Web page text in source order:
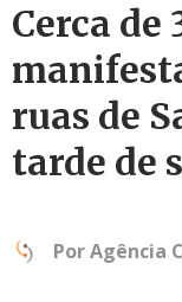
Cerca de
ruas de
tarde de
PorAgência